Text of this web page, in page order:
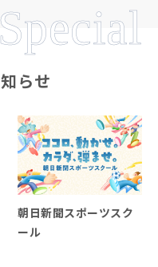
Special
らせ
朝日新聞スポーツスク
ール